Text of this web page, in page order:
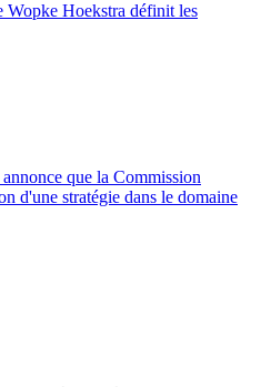
Wopke Hoekstra définit les
que la Commission
d'une stratégie dans le domaine